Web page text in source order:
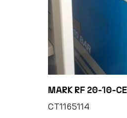
MARK RF 20-10-
CT1165114